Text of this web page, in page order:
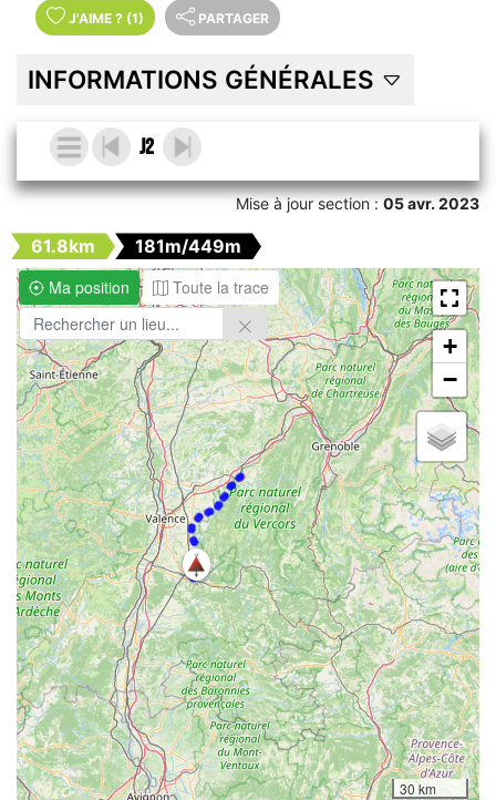
J'AIME ? (1) PARTAGER
INFORMATIONS GÉNÉRALES
J2
Mise à jour section :05 avr. 2023
61.8km
181m/449m
Ma position
Toute la trace
+
−
30 km